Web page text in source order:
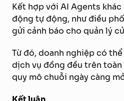
Kết hợp với AI Agents
động tự động, như điều
gửi cảnh báo cho quản lý
Từ đó, doanh nghiệp có
dịch vụ đồng đều trên toàn
quy mô chuỗi ngày càng